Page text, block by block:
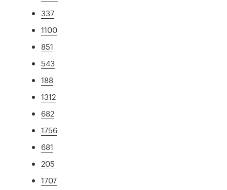
337
1100
851
543
188
1312
682
1756
681
205
1707